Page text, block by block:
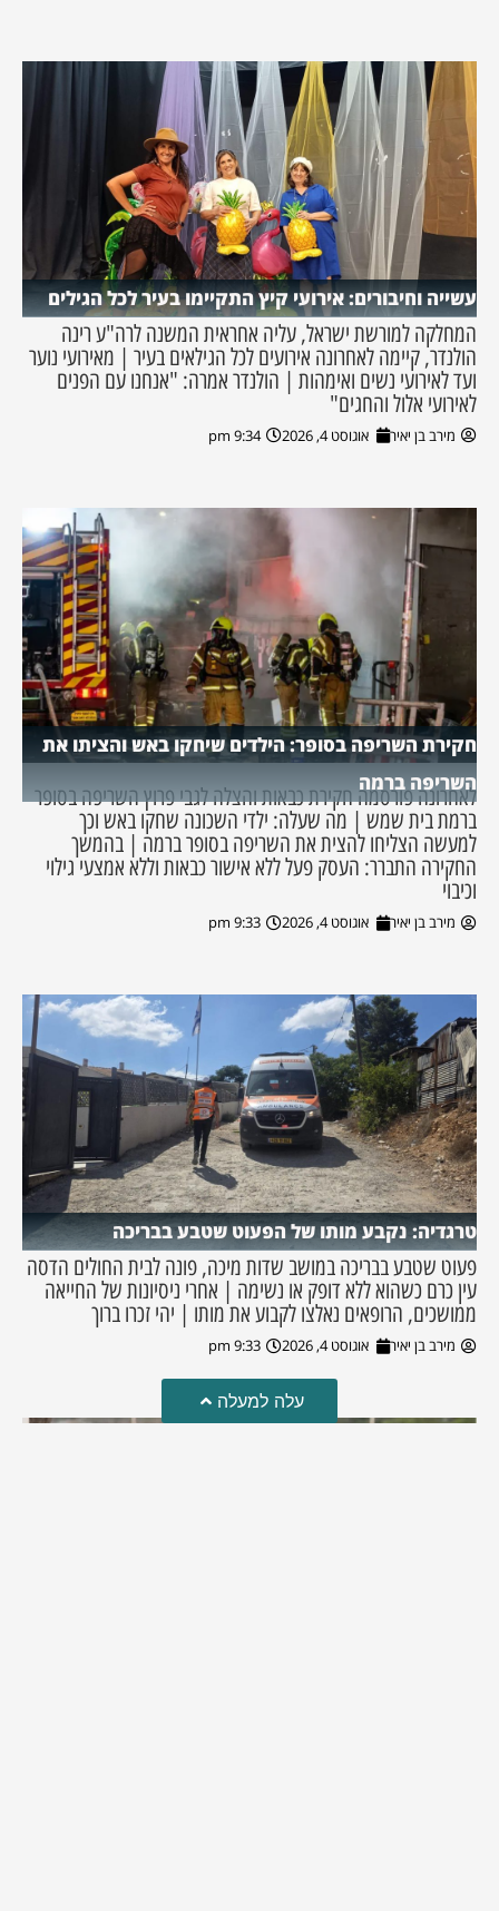
עשייה וחיבורים: אירועי קיץ התקיימו בעיר לכל הגילים
המחלקה למורשת ישראל, עליה אחראית המשנה לרה"ע רינה
הולנדר, קיימה לאחרונה אירועים לכל הגילאים בעיר | מאירועי נוער
ועד לאירועי נשים ואימהות | הולנדר אמרה: "אנחנו עם הפנים
לאירועי אלול והחגים"
מירב בן יאיר אוגוסט 4, 2026 9:34 pm
חקירת השריפה בסופר: הילדים שיחקו באש והציתו את
השריפה ברמה
לאחרונה פורסמה חקירת כבאות והצלה לגבי פרוץ השריפה בסופר
ברמת בית שמש | מה שעלה: ילדי השכונה שחקו באש וכך
למעשה הצליחו להצית את השריפה בסופר ברמה | בהמשך
החקירה התברר: העסק פעל ללא אישור כבאות וללא אמצעי גילוי
וכיבוי
מירב בן יאיר אוגוסט 4, 2026 9:33 pm
טרגדיה: נקבע מותו של הפעוט שטבע בבריכה
פעוט שטבע בבריכה במושב שדות מיכה, פונה לבית החולים הדסה
עין כרם כשהוא ללא דופק או נשימה | אחרי ניסיונות של החייאה
ממושכים, הרופאים נאלצו לקבוע את מותו | יהי זכרו ברוך
מירב בן יאיר אוגוסט 4, 2026 9:33 pm
עלה למעלה